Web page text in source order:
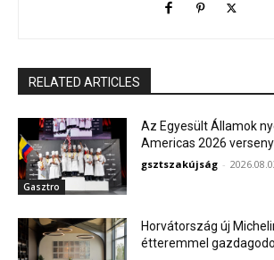
RELATED ARTICLES
Gasztro
Az Egyesült Államok
Americas 2026
gsztszakújság -
Horvátország új
étteremmel